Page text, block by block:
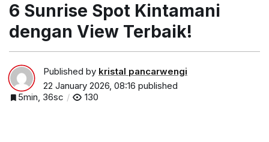
Kintamani
dengan
6 Sunrise Spot Kintamani
dengan View Terbaik!
Published by kristal pancarwengi
22 January 2026, 08:16 published
5min, 36sc
130